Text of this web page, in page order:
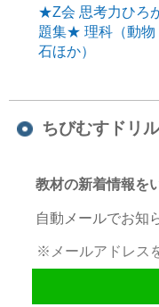
★Z会 思考力ひろ
題集★ 理科（動物
石ほか）
ちびむすドリ
教材の新着情報を
自動メールでお知